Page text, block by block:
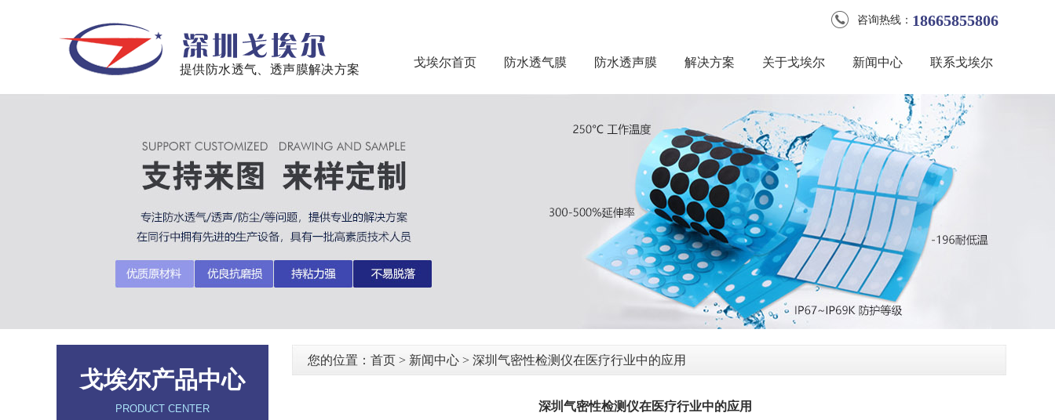
提供防水透气、透声膜解决方案
18665855806
咨询热线：
戈埃尔首页 防水透气膜 防水透声膜 解决方案 关于戈埃尔 新闻中心 联系戈埃尔
戈埃尔产品中心
PRODUCT CENTER
您的位置： 首页 > 新闻中心 > 深圳气密性检测仪在医疗行业中的应用
深圳气密性检测仪在医疗行业中的应用